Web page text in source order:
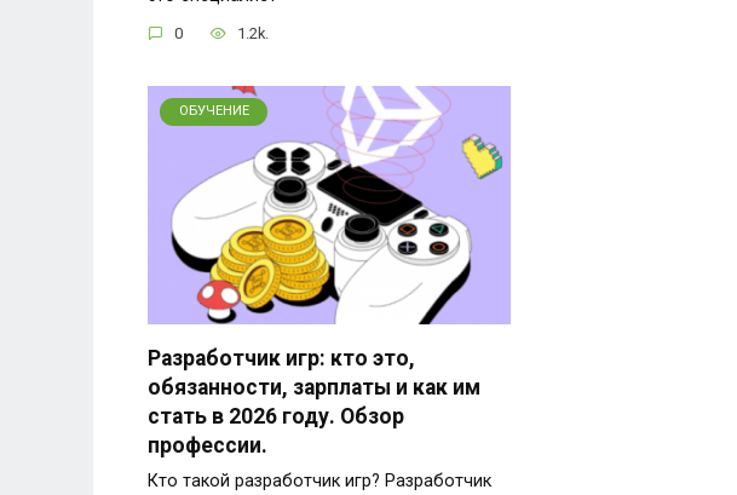
0 1.2k.
ОБУЧЕНИЕ
Разработчик игр: кто это,
обязанности, зарплаты и как им
стать в 2026 году. Обзор
профессии.
Кто такой разработчик игр? Разработчик